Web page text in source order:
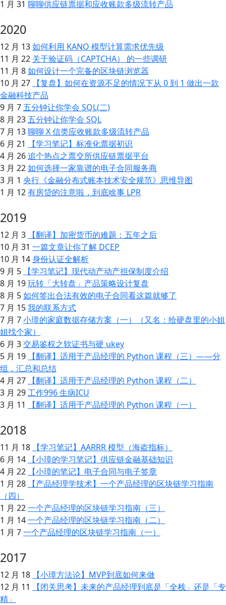
1 月 31 聊聊供应链票据和应收账款多级流转产品
2020
12 月 13如何利用 KANO 模型计算需求优先级
11 月 22 关于验证码（CAPTCHA） 的一些调研
11 月 8如何设计一个完备的区块链浏览器
10 月 27
【复盘】如何在资源不足的情况下从 0 到 1 做出一款
金融科技产品
9 月 7五分钟让你学会 SQL(二)
8 月 23五分钟让你学会 SQL
7 月 13聊聊 X 信类应收账款多级流转产品
6 月 21
【学习笔记】标准化票据初识
4 月 26追个热点之票交所供应链票据平台
3 月 22如何选择一家靠谱的电子合同服务商
3 月 1 央行《金融分布式账本技术安全规范》思维导图
1 月 12有房贷的注意啦，到底啥事 LPR
2019
12 月 3
【翻译】加密货币的难题：五年之后
10 月 31 一篇文章让你了解 DCEP
10 月 14身份认证全解析
9 月 5
【学习笔记】现代动产动产担保制度介绍
8 月 19玩转「大转盘」产品策略设计复盘
8 月 5如何签出合法有效的电子合同看这篇就够了
7 月 15我的联系方式
7 月 7小璋的家庭数据存储方案（一）（又名：给硬盘里的小姐
姐找个家）
6 月 3交易鉴权之软证书与硬 ukey
5 月 19
【翻译】适用于产品经理的 Python 课程（三）——分
组，汇总和总结
4 月 27
【翻译】适用于产品经理的 Python 课程（二）
3 月 29工作996 生病ICU
3 月 11
【翻译】适用于产品经理的 Python 课程（一）
2018
11 月 18
【学习笔记】AARRR 模型（海盗指标）
6 月 14
【小璋的学习笔记】供应链金融基础知识
4 月 22
【小璋的笔记】电子合同与电子签章
1 月 28
【产品经理学技术】一个产品经理的区块链学习指南
（四）
1 月 22一个产品经理的区块链学习指南（三）
1 月 14一个产品经理的区块链学习指南（二）
1 月 7一个产品经理的区块链学习指南（一）
2017
12 月 18
【小璋方法论】MVP到底如何来做
12 月 11
【闭关思考】未来的产品经理到底是「全栈」还是「专
精」